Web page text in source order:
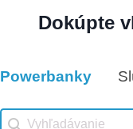
5 na sklade
Dokúpte
Vhodné
Powerbanky
Vhodné
Search content